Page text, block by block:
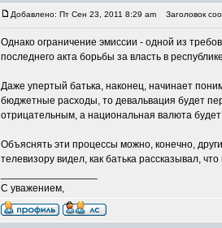
Добавлено: Пт Сен 23, 2011 8:29 am Заголовок
Однако ограничение эмиссии - одной из
последнего акта борьбы за власть в
Даже упертый батька, наконец, начинает
бюджетные расходы, то девальвация будет
отрицательным, а национальная валюта
Объяснять эти процессы можно, конечно,
телевизору видел, как батька рассказывал,
С уважением,